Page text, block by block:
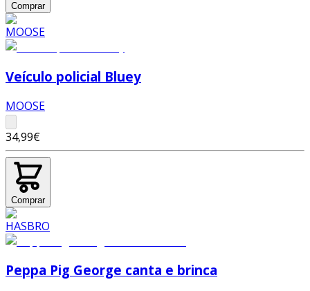
Comprar
Veículo policial Bluey
MOOSE
34,99€
Comprar
Peppa Pig George canta e brinca